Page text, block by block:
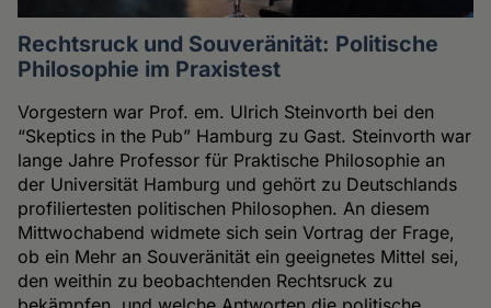
Rechtsruck und Souveränität: Politische
Philosophie im Praxistest
Vorgestern war Prof. em. Ulrich Steinvorth bei den
“Skeptics in the Pub” Hamburg zu Gast. Steinvorth war
lange Jahre Professor für Praktische Philosophie an
der Universität Hamburg und gehört zu Deutschlands
profiliertesten politischen Philosophen. An diesem
Mittwochabend widmete sich sein Vortrag der Frage,
ob ein Mehr an Souveränität ein geeignetes Mittel sei,
den weithin zu beobachtenden Rechtsruck zu